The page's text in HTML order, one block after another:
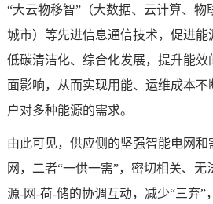
“大云物移智”（大数据、云计算、物
城市）等先进信息通信技术，促进能
低碳清洁化、综合化发展，提升能效
面影响，从而实现用能、运维成本不
户对多种能源的需求。
由此可见，供应侧的坚强智能电网
网，二者“一供一需”，密切相关、
源-网-荷-储的协调互动，减少“三弃”